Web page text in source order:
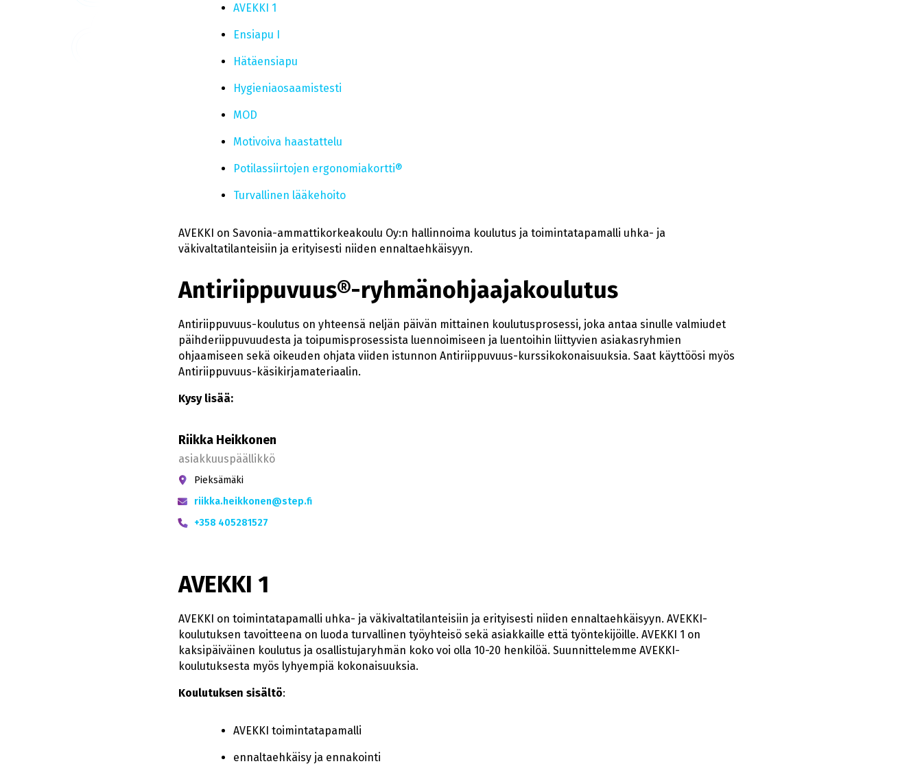
AVEKKI 1
Ensiapu I
Hätäensiapu
Hygieniaosaamistesti
MOD
Motivoiva haastattelu
Potilassiirtojen ergonomiakortti®
Turvallinen lääkehoito
AVEKKI on Savonia-ammattikorkeakoulu Oy:n hallinnoima koulutus ja toimintatapamalli uhka- ja
väkivaltatilanteisiin ja erityisesti niiden ennaltaehkäisyyn.
Antiriippuvuus®-ryhmänohjaajakoulutus
Antiriippuvuus-koulutus on yhteensä neljän päivän mittainen koulutusprosessi, joka antaa sinulle valmiudet
päihderiippuvuudesta ja toipumisprosessista luennoimiseen ja luentoihin liittyvien asiakasryhmien
ohjaamiseen sekä oikeuden ohjata viiden istunnon Antiriippuvuus-kurssikokonaisuuksia. Saat käyttöösi myös
Antiriippuvuus-käsikirjamateriaalin.
Kysy lisää:
Riikka Heikkonen
asiakkuuspäällikkö
Pieksämäki
riikka.heikkonen@step.fi
+358 405281527
AVEKKI 1
AVEKKI on toimintatapamalli uhka- ja väkivaltatilanteisiin ja erityisesti niiden ennaltaehkäisyyn. AVEKKI-
koulutuksen tavoitteena on luoda turvallinen työyhteisö sekä asiakkaille että työntekijöille. AVEKKI 1 on
kaksipäiväinen koulutus ja osallistujaryhmän koko voi olla 10-20 henkilöä. Suunnittelemme AVEKKI-
koulutuksesta myös lyhyempiä kokonaisuuksia.
Koulutuksen sisältö:
AVEKKI toimintatapamalli
ennaltaehkäisy ja ennakointi